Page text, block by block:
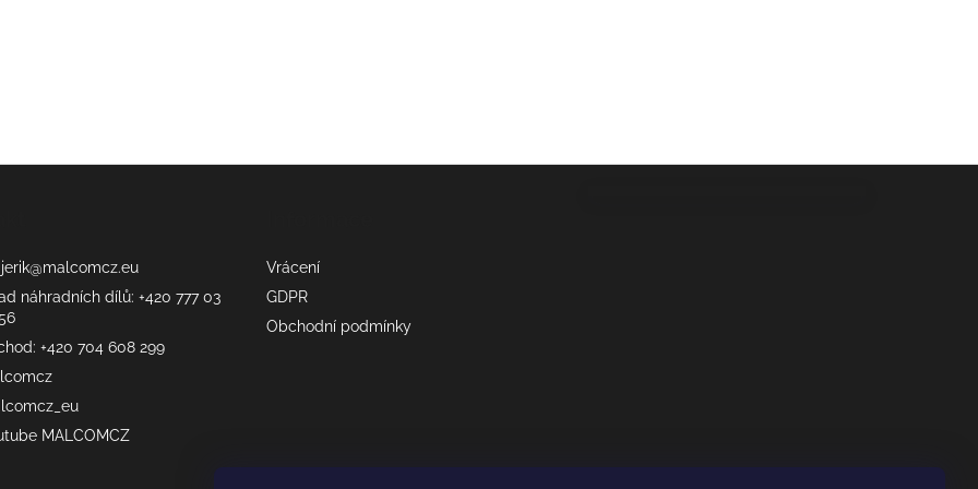
@malcomcz.eu
náhradních dílů: +420 777 03
+420 704 608 299
MALCOMCZ
Vrácení
GDPR
Obchodní podmínky